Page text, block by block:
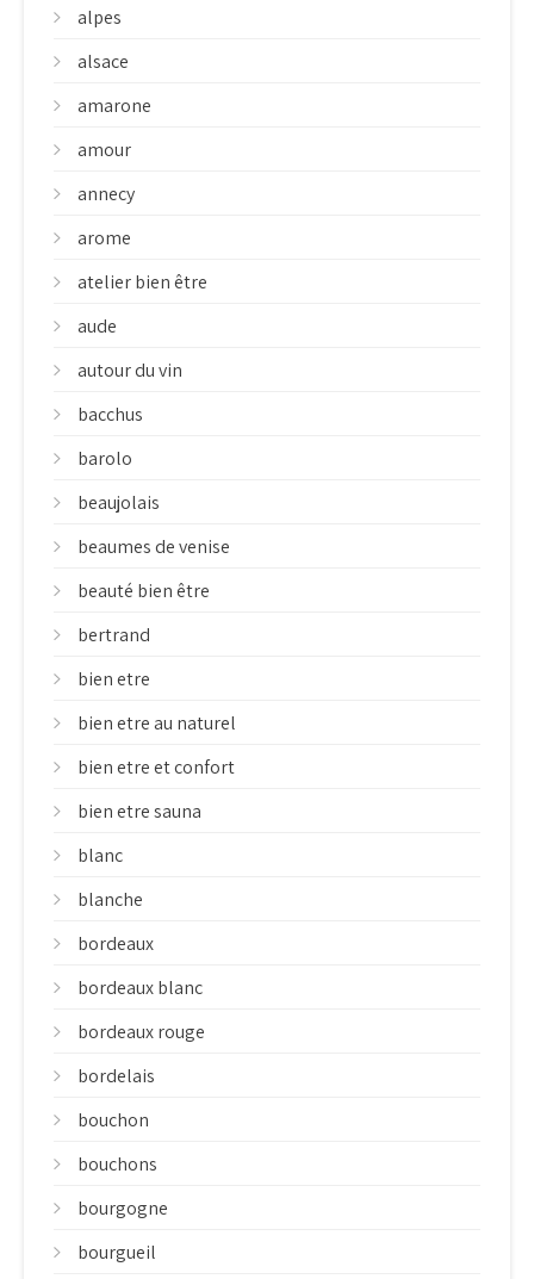
alpes
alsace
amarone
amour
annecy
arome
atelier bien être
aude
autour du vin
bacchus
barolo
beaujolais
beaumes de venise
beauté bien être
bertrand
bien etre
bien etre au naturel
bien etre et confort
bien etre sauna
blanc
blanche
bordeaux
bordeaux blanc
bordeaux rouge
bordelais
bouchon
bouchons
bourgogne
bourgueil